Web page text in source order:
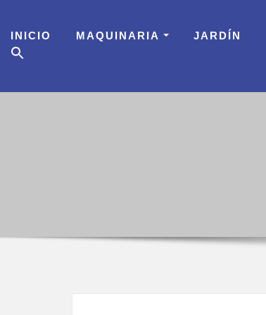
content
INICIO MAQUINARIA JARDÍN